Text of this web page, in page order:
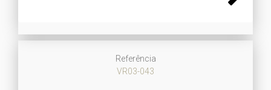
Referência
VR03-043